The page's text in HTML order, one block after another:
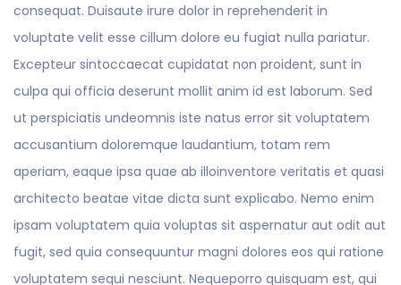
consequat. Duisaute irure dolor in reprehenderit in
voluptate velit esse cillum dolore eu fugiat nulla pariatur.
Excepteur sintoccaecat cupidatat non proident, sunt in
culpa qui officia deserunt mollit anim id est laborum. Sed
ut perspiciatis undeomnis iste natus error sit voluptatem
accusantium doloremque laudantium, totam rem
aperiam, eaque ipsa quae ab illoinventore veritatis et quasi
architecto beatae vitae dicta sunt explicabo. Nemo enim
ipsam voluptatem quia voluptas sit aspernatur aut odit aut
fugit, sed quia consequuntur magni dolores eos qui ratione
voluptatem sequi nesciunt. Nequeporro quisquam est, qui